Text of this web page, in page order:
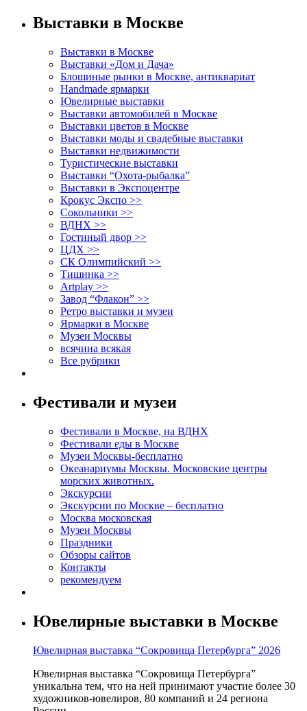
Выставки в Москве
Выставки в Москве
Выставки «Дом и Дача»
Блошиные рынки в Москве, антиквариат
Handmade ярмарки
Ювелирные выставки
Выставки автомобилей в Москве
Выставки цветов в Москве
Выставки моды и свадебные выставки
Выставки недвижимости
Туристические выставки
Выставки “Охота-рыбалка”
Выставки в Экспоцентре
Крокус Экспо >>
Сокольники >>
ВДНХ >>
Гостиный двор >>
ЦДХ >>
СК Олимпийский >>
Тишинка >>
Artplay >>
Завод “Флакон” >>
Ретро выставки и музеи
Ярмарки в Москве
Музеи Москвы
всячина всякая
Все рубрики
Фестивали и музеи
Фестивали в Москве, на ВДНХ
Фестивали еды в Москве
Музеи Москвы-бесплатно
Океанариумы Москвы. Московские центры
морских животных.
Экскурсии
Экскурсии по Москве – бесплатно
Москва московская
Музеи Москвы
Праздники
Обзоры сайтов
Контакты
рекомендуем
Ювелирные выставки в Москве
Ювелирная выставка “Сокровища Петербурга” 2026
Ювелирная выставка “Сокровища Петербурга”
уникальна тем, что на ней принимают участие более 30
художников-ювелиров, 80 компаний и 24 региона